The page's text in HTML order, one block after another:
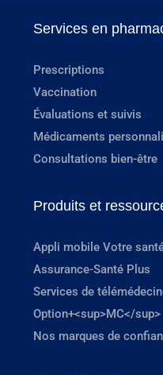
Services en
Prescriptions
Vaccination
Évaluations et suivis
Médicaments
Consultations bien-être
Produits et
Appli mobile Votre
Assurance-Santé Plus
Services de
Option+<sup>MC</
Nos marques de